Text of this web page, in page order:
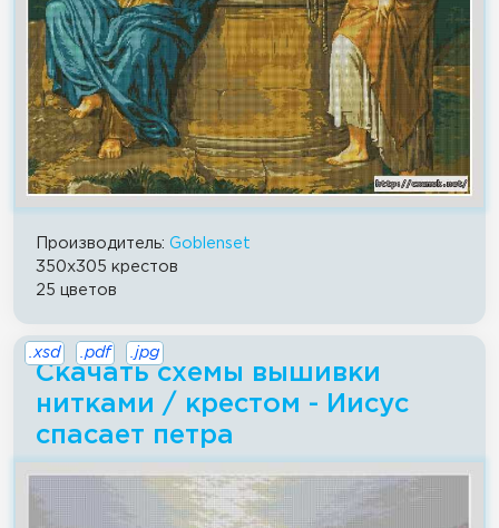
Производитель: Goblenset
350x305 крестов
25 цветов
Скачать схемы вышивки
нитками / крестом - Иисус
спасает петра
.xsd .pdf .jpg